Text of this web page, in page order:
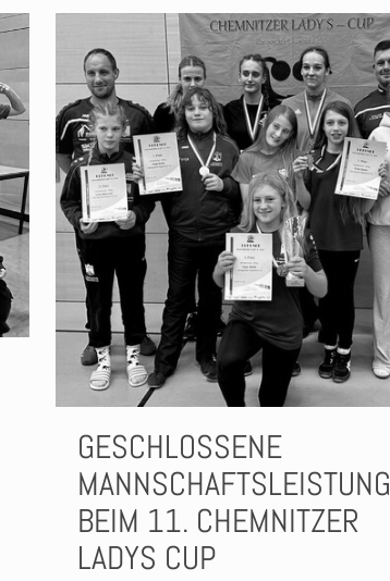
GESCHLOSSENE
MANNSCHAFTSLEISTUNG
BEIM 11. CHEMNITZER
LADYS CUP